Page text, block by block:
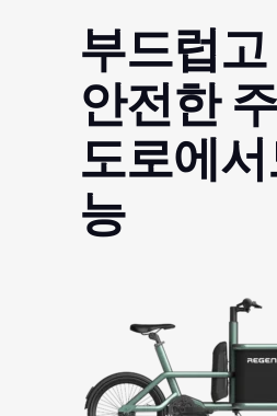
부드럽
안전한
도로에
능